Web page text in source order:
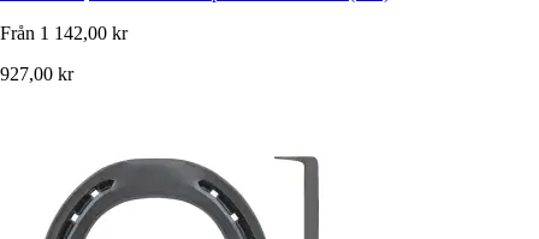
Från 1 142,00 kr
927,00 kr